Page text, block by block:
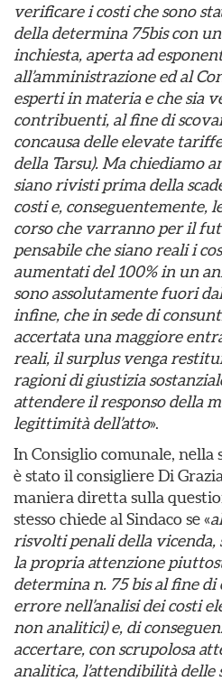
verificare i costi che sono
della determina 75bis con
inchiesta, aperta ad
all’amministrazione ed al
esperti in materia e che sia
contribuenti, al fine di
concausa delle elevate
della Tarsu). Ma chiediamo
siano rivisti prima della
costi e, conseguentemente,
corso che varranno per il
pensabile che siano reali i
aumentati del 100% in un
sono assolutamente fuori
infine, che in sede di
accertata una maggiore
reali, il surplus venga
ragioni di giustizia
attendere il responso della
legittimità dell’atto».
In Consiglio comunale, nella
è stato il consigliere Di
maniera diretta sulla
stesso chiede al Sindaco se «
risvolti penali della vicenda,
la propria attenzione
determina n. 75 bis al fine
errore nell’analisi dei costi
non analitici) e, di
accertare, con scrupolosa
analitica, l’attendibilità delle